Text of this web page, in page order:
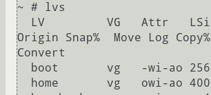
~ # lvs
Origin Snap%  Move Log Copy%
Convert